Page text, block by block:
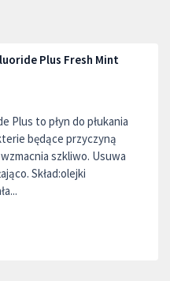
Plus Fresh Mint
Plus to płyn do płukania
będące przyczyną
szkliwo. Usuwa
Skład:olejki